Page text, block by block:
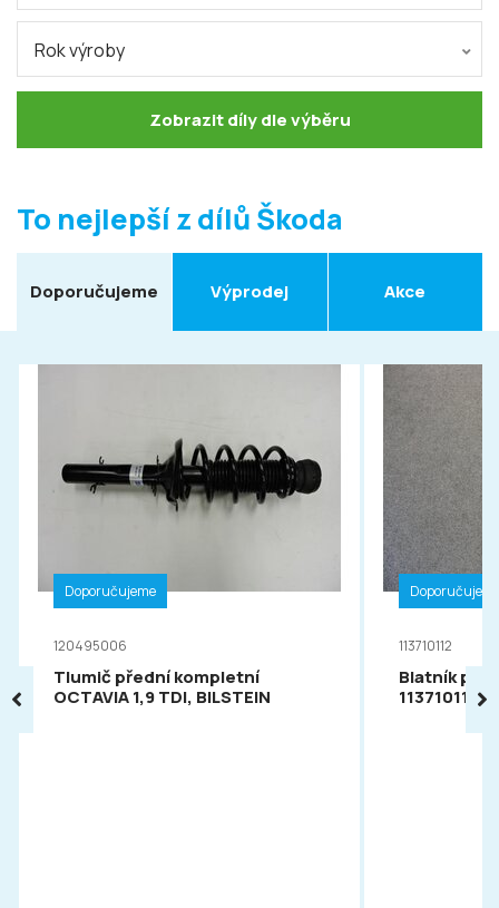
Rok výroby
Zobrazit díly dle výběru
To nejlepší z dílů Škoda
Doporučujeme Výprodej Akce
Doporučujeme
120495006
Tlumič přední kompletní
OCTAVIA 1,9 TDI, BILSTEIN
113710112
Blatník
113710112